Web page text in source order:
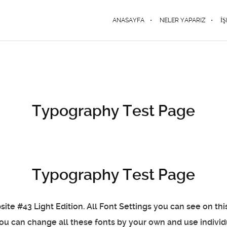
ANASAYFA NELER YAPARIZ
Typography Test Page
Typography Test Page
#43 Light Edition. All Font Settings you can see on
can change all these fonts by your own and use